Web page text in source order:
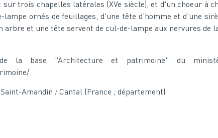
trois chapelles latérales (XVe siècle), et d'un choeur à
ornés de feuillages, d'une tête d'homme et d'une
et une tête servent de cul-de-lampe aux nervures de
de la base "Architecture et patrimoine" du
.
Amandin Cantal (France ; département)